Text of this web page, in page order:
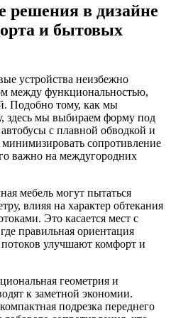
решения в дизайне
и бытовых
устройства неизбежно
между функциональностью,
Подобно тому, как мы
здесь мы выбираем форму под
с плавной обводкой и
сопротивление
важно на междугородних
мебель могут пытаться
влияя на характер обтекания
Это касается мест с
правильная ориентация
улучшают комфорт и
геометрия и
к заметной экономии.
подрезка переднего